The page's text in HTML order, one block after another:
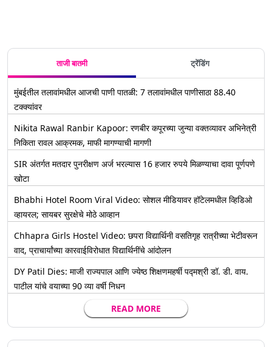
ताजी बातमी ट्रेंडिंग
मुंबईतील तलावांमधील आजची पाणी पातळी: 7 तलावांमधील पाणीसाठा 88.40
टक्क्यांवर
Nikita Rawal Ranbir Kapoor: रणबीर कपूरच्या जुन्या वक्तव्यावर अभिनेत्री
निकिता रावल आक्रमक, माफी मागण्याची मागणी
SIR अंतर्गत मतदार पुनरीक्षण अर्ज भरल्यास 16 हजार रुपये मिळण्याचा दावा पूर्णपणे
खोटा
Bhabhi Hotel Room Viral Video: सोशल मीडियावर हॉटेलमधील व्हिडिओ
व्हायरल; सायबर सुरक्षेचे मोठे आव्हान
Chhapra Girls Hostel Video: छपरा विद्यार्थिनी वसतिगृह रात्रीच्या भेटीवरून
वाद, प्राचार्यांच्या कारवाईविरोधात विद्यार्थिनींचे आंदोलन
DY Patil Dies: माजी राज्यपाल आणि ज्येष्ठ शिक्षणमहर्षी पद्मश्री डॉ. डी. वाय.
पाटील यांचे वयाच्या 90 व्या वर्षी निधन
READ MORE